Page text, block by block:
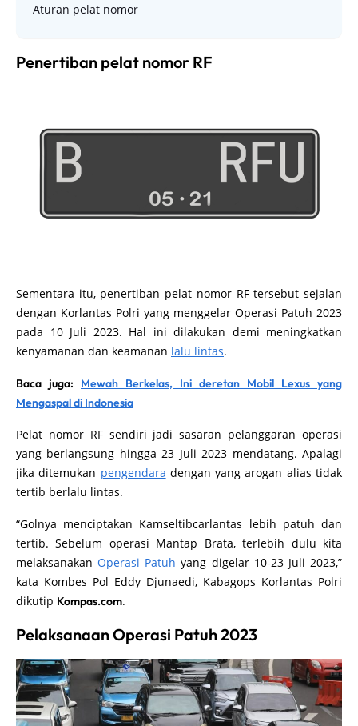
Aturan pelat nomor
Penertiban pelat nomor RF
Sementara itu, penertiban pelat nomor RF tersebut sejalan
dengan Korlantas Polri yang menggelar Operasi Patuh 2023
pada 10 Juli 2023. Hal ini dilakukan demi meningkatkan
kenyamanan dan keamanan lalu lintas.
Baca juga: Mewah Berkelas, Ini deretan Mobil Lexus yang
Mengaspal di Indonesia
Pelat nomor RF sendiri jadi sasaran pelanggaran operasi
yang berlangsung hingga 23 Juli 2023 mendatang. Apalagi
jika ditemukan pengendara dengan yang arogan alias tidak
tertib berlalu lintas.
“Golnya menciptakan Kamseltibcarlantas lebih patuh dan
tertib. Sebelum operasi Mantap Brata, terlebih dulu kita
melaksanakanOperasi Patuh yang digelar 10-23 Juli 2023,”
kata Kombes Pol Eddy Djunaedi, Kabagops Korlantas Polri
dikutip Kompas.com.
Pelaksanaan Operasi Patuh 2023